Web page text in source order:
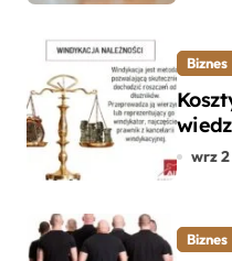
Biznes
sięwrz
Biznes